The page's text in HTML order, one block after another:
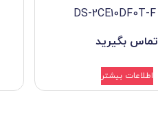
تماس بگیرید
اطلاعات بیشتر